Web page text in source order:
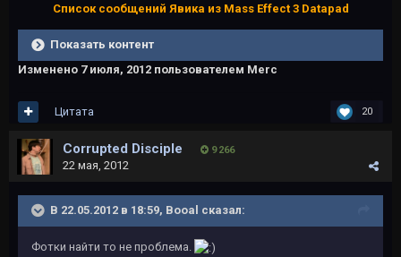
Список сообщений Явика из Mass Effect 3 Datapad
Показать контент
Изменено 7 июля, 2012 пользователем Merc
20
Цитата
Corrupted Disciple 9 266
22 мая, 2012
В 22.05.2012 в 18:59, Booal сказал:
Фотки найти то не проблема.